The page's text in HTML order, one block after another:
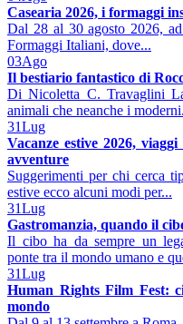
Casearia 2026, i formaggi
Dal 28 al 30 agosto 2026,
Formaggi Italiani, dove...
03Ago
Il bestiario fantastico di
Di Nicoletta C. Travaglini
animali che neanche i
31Lug
Vacanze estive 2026,
avventure
Suggerimenti per chi cerca
estive ecco alcuni modi per...
31Lug
Gastromanzia, quando il
Il cibo ha da sempre un
ponte tra il mondo umano e
31Lug
Human Rights Film Fest:
mondo